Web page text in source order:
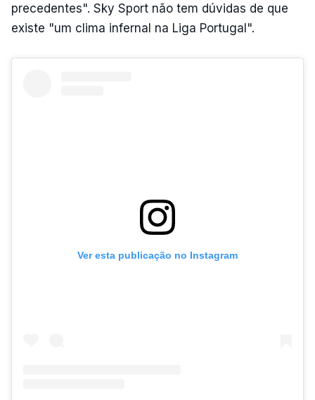
precedentes". Sky Sport não tem dúvidas de que
existe "um clima infernal na Liga Portugal".
Ver esta publicação no Instagram